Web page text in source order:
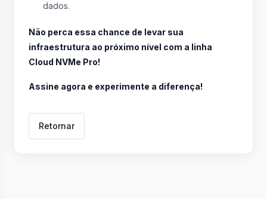
dados.
Não perca essa chance de levar sua
infraestrutura ao próximo nível com a linha
Cloud NVMe Pro!
Assine agora e experimente a diferença!
Retornar